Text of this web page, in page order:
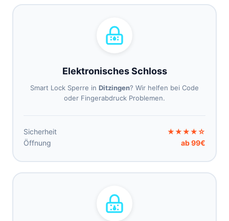
Elektronisches Schloss
Smart Lock Sperre in Ditzingen? Wir helfen bei Code
oder Fingerabdruck Problemen.
Sicherheit
★★★★☆
Öffnung
ab 99€